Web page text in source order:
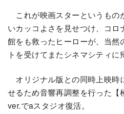
これが映画スターというも
いカッコよさを見せつけ、コ
館をも救ったヒーローが、当然
トを受けてまたシネマシティに
オリジナル版との同時上映時
せるため音響再調整を行った【
ver.でaスタジオ復活。